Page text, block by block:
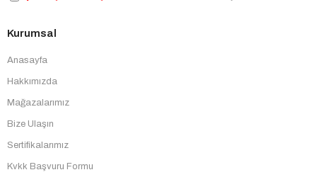
Kurumsal
Anasayfa
Hakkımızda
Mağazalarımız
Bize Ulaşın
Sertifikalarımız
Kvkk Başvuru Formu